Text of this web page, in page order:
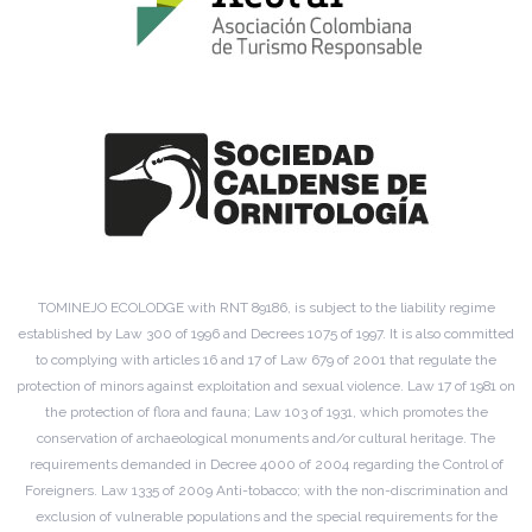
TOMINEJO ECOLODGE with RNT 89186, is subject to the liability regime
established by Law 300 of 1996 and Decrees 1075 of 1997. It is also committed
to complying with articles 16 and 17 of Law 679 of 2001 that regulate the
protection of minors against exploitation and sexual violence. Law 17 of 1981 on
the protection of flora and fauna; Law 103 of 1931, which promotes the
conservation of archaeological monuments and/or cultural heritage. The
requirements demanded in Decree 4000 of 2004 regarding the Control of
Foreigners. Law 1335 of 2009 Anti-tobacco; with the non-discrimination and
exclusion of vulnerable populations and the special requirements for the